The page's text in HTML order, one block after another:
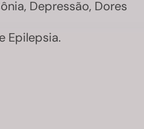
Depressão, Dores
Epilepsia.